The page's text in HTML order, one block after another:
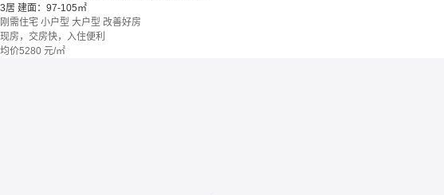
3居 建面：97-105㎡
刚需住宅 小户型 大户型 改善好房
现房，交房快，入住便利
均价5280 元/㎡